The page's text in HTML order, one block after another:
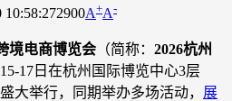
10:58:272900A+A-
境电商博览会 （简称： 2026杭州
17日在杭州国际博览中心3层
大举行，同期举办多场活动， 展